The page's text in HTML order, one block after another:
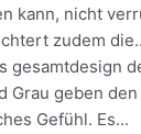
kann, nicht
zudem
gesamtdesign
Grau geben
Gefühl. Es...